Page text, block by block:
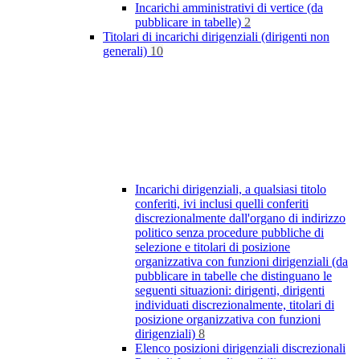
Incarichi amministrativi di vertice (da
pubblicare in tabelle) 2
Titolari di incarichi dirigenziali (dirigenti non
generali) 10
Incarichi dirigenziali, a qualsiasi titolo
conferiti, ivi inclusi quelli conferiti
discrezionalmente dall'organo di indirizzo
politico senza procedure pubbliche di
selezione e titolari di posizione
organizzativa con funzioni dirigenziali (da
pubblicare in tabelle che distinguano le
seguenti situazioni: dirigenti, dirigenti
individuati discrezionalmente, titolari di
posizione organizzativa con funzioni
dirigenziali) 8
Elenco posizioni dirigenziali discrezionali